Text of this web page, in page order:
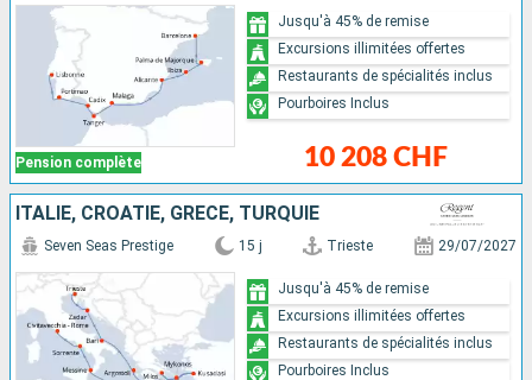
Pension complète 10 208 CHF
Jusqu'à 45% de remise
Excursions illimitées offertes
Restaurants de spécialités inclus
Pourboires Inclus
ITALIE, CROATIE, GRÈCE, TURQUIE
Seven Seas Prestige 15 j Trieste 29/07/2027
Jusqu'à 45% de remise
Excursions illimitées offertes
Restaurants de spécialités inclus
Pourboires Inclus